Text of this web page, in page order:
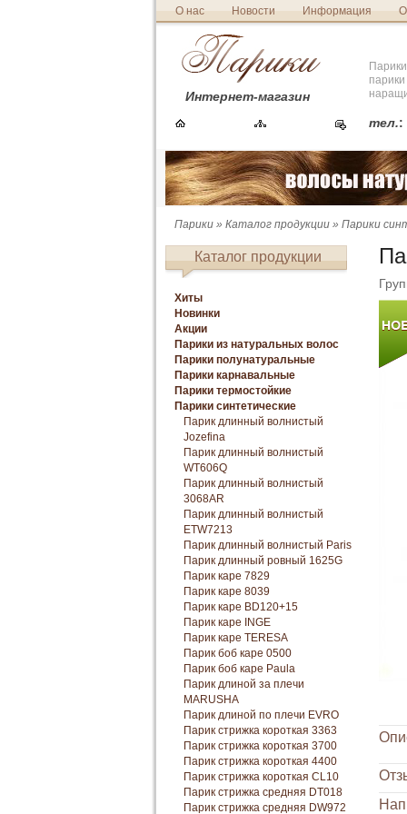
О нас Новости Информация
Интернет-магазин
тел.:
Парики » Каталог продукции » Парики
Каталог продукции
Хиты
Новинки
Акции
Парики из натуральных волос
Парики полунатуральные
Парики карнавальные
Парики термостойкие
Парики синтетические
Парик длинный волнистый
Jozefina
Парик длинный волнистый
WT606Q
Парик длинный волнистый
3068AR
Парик длинный волнистый
ETW7213
Парик длинный волнистый Paris
Парик длинный ровный 1625G
Парик каре 7829
Парик каре 8039
Парик каре BD120+15
Парик каре INGE
Парик каре TERESA
Парик боб каре 0500
Парик боб каре Paula
Парик длиной за плечи
MARUSHA
Парик длиной по плечи EVRO
Парик стрижка короткая 3363
Парик стрижка короткая 3700
Парик стрижка короткая 4400
Парик стрижка короткая CL10
Парик стрижка средняя DT018
Парик стрижка средняя DW972